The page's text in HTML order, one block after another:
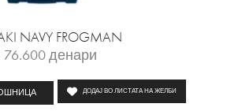
NAVY FROGMAN
76.600денари
ДОДАЈ ВО ЛИСТАТА НА ЖЕЛБИ